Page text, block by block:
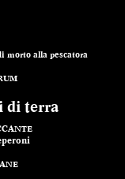
alla pescatora
di terra